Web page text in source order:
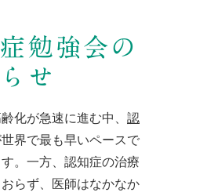
勉強会の
せ
化が急速に進む中、 認
界で最も早いペースで
。一方、認知症の治療
らず、医師はなかなか